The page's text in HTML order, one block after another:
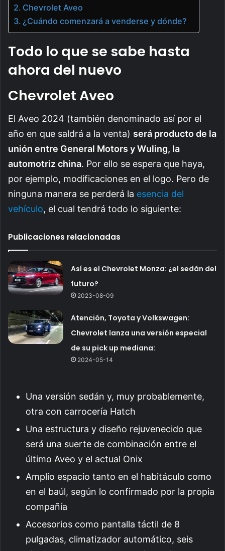
Chevrolet Aveo
¿Cuándo comenzará a venderse y dónde?
Todo lo que se sabe hasta
ahora del nuevo
Chevrolet Aveo
El Aveo 2024 (también denominado así por el
año en que saldrá a la venta) será producto de la
unión entre General Motors y Wuling, la
automotriz china. Por ello se espera que haya,
por ejemplo, modificaciones en el logo. Pero de
ninguna manera se perderá la esencia del
vehículo, el cual tendrá todo lo siguiente:
Publicaciones relacionadas
Así es el Chevrolet Monza: ¿el sedán del
futuro?
2023-08-09
Atención, Toyota y Volkswagen:
Chevrolet lanza una versión especial
de su pick up mediana:
2024-05-14
Una versión sedán y, muy probablemente,
otra con carrocería Hatch
Una estructura y diseño rejuvenecido que
será una suerte de combinación entre el
último Aveo y el actual Onix
Amplio espacio tanto en el habitáculo como
en el baúl, según lo confirmado por la propia
compañía
Accesorios como pantalla táctil de 8
pulgadas, climatizador automático, seis